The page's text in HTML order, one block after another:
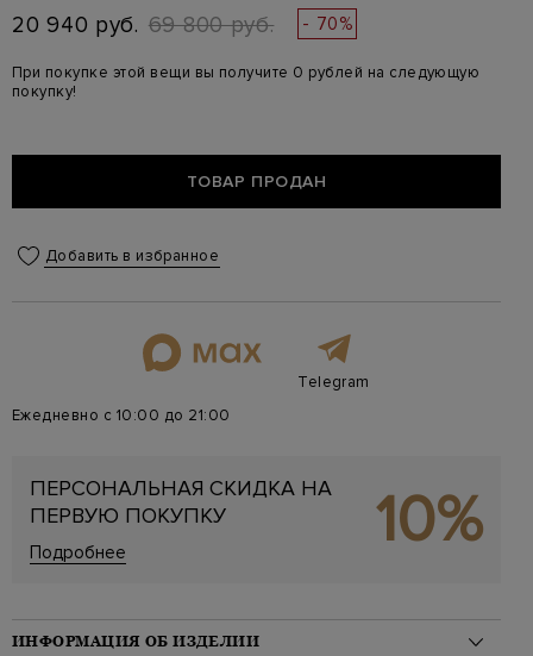
20 940 руб. 69 800 руб. - 70%
При покупке этой вещи вы получите 0 рублей на следующую
покупку!
ТОВАР ПРОДАН
Добавить в избранное
Telegram
Ежедневно с 10:00 до 21:00
ПЕРСОНАЛЬНАЯ СКИДКА НА
ПЕРВУЮ ПОКУПКУ
Подробнее 10%
ИНФОРМАЦИЯ ОБ ИЗДЕЛИИ